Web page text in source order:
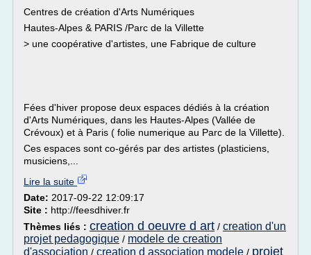
Centres de création d'Arts Numériques
Hautes-Alpes & PARIS /Parc de la Villette
> une coopérative d'artistes, une Fabrique de culture
Fées d'hiver propose deux espaces dédiés à la création
d'Arts Numériques, dans les Hautes-Alpes (Vallée de
Crévoux) et à Paris ( folie numerique au Parc de la Villette).
Ces espaces sont co-gérés par des artistes (plasticiens,
musiciens,...
Lire la suite
Date: 2017-09-22 12:09:17
Site : http://feesdhiver.fr
Thèmes liés : creation d oeuvre d art / creation d'un
projet pedagogique / modele de creation
d'association / creation d association modele / projet